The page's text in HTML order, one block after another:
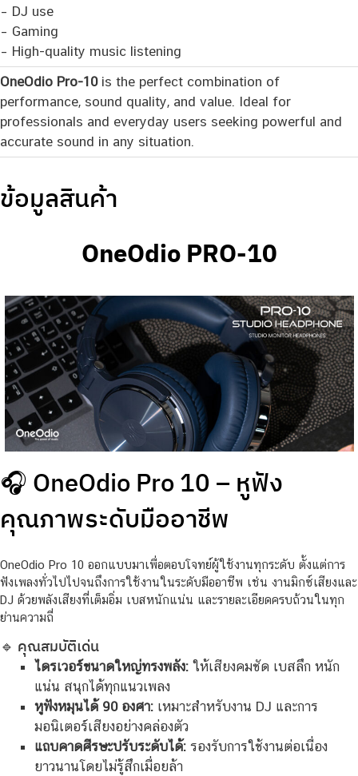
– DJ use
– Gaming
– High-quality music listening
OneOdio Pro-10is the perfect combination of
performance, sound quality, and value. Ideal for
professionals and everyday users seeking powerful and
accurate sound in any situation.
ข้อมูลสินค้า
OneOdio PRO-10
🎧 OneOdio Pro 10 – หูฟัง
คุณภาพระดับมืออาชีพ
OneOdio Pro 10 ออกแบบมาเพื่อตอบโจทย์ผู้ใช้งานทุกระดับ ตั้งแต่การ
ฟังเพลงทั่วไปไปจนถึงการใช้งานในระดับมืออาชีพ เช่น งานมิกซ์เสียงและ
DJ ด้วยพลังเสียงที่เต็มอิ่ม เบสหนักแน่น และรายละเอียดครบถ้วนในทุก
ย่านความถี่
🔹 คุณสมบัติเด่น
ไดรเวอร์ขนาดใหญ่ทรงพลัง:ให้เสียงคมชัด เบสลึก หนัก
แน่น สนุกได้ทุกแนวเพลง
หูฟังหมุนได้ 90 องศา:เหมาะสำหรับงาน DJ และการ
มอนิเตอร์เสียงอย่างคล่องตัว
แถบคาดศีรษะปรับระดับได้:รองรับการใช้งานต่อเนื่อง
ยาวนานโดยไม่รู้สึกเมื่อยล้า